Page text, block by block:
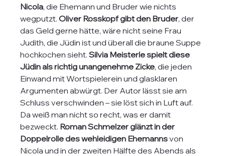
Nicola, die Ehemann und Bruder wie nichts
wegputzt. Oliver Rosskopf gibt den Bruder, der
das Geld gerne hätte, wäre nicht seine Frau
Judith, die Jüdin ist und überall die braune Suppe
hochkochen sieht. Silvia Meisterle spielt diese
Jüdin als richtig unangenehme Zicke, die jeden
Einwand mit Wortspielerein und glasklaren
Argumenten abwürgt. Der Autor lässt sie am
Schluss verschwinden – sie löst sich in Luft auf.
Da weiß man nicht so recht, was er damit
bezweckt. Roman Schmelzer glänzt in der
Doppelrolle des wehleidigen Ehemanns von
Nicola und in der zweiten Hälfte des Abends als